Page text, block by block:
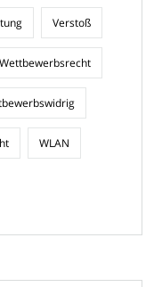
Verstoß
Wettbewerbsrecht
WLAN